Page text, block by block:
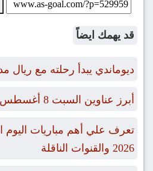
قد يهمك ايضاً
ديوماندي يبدأ رحلته مع ريال
أبرز عناوين السبت 8 أغسطس 2026
2026 والقنوات الناقلة